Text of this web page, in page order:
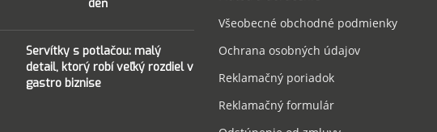
deň
Servítky s potlačou: malý
detail, ktorý robí veľký rozdiel v
gastro biznise
Všeobecné obchodné podmienky
Ochrana osobných údajov
Reklamačný poriadok
Reklamačný formulár